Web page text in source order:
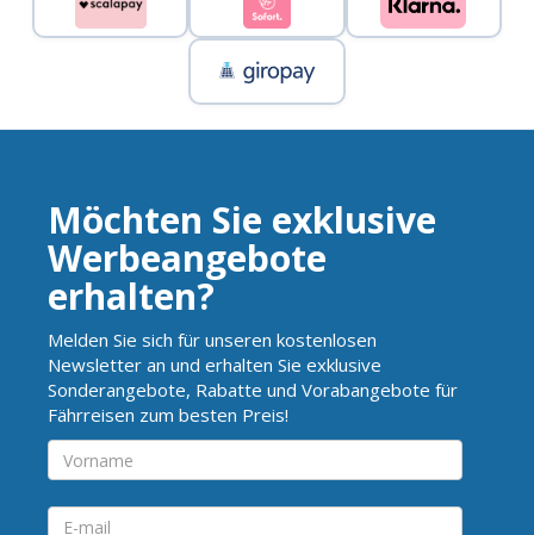
Möchten Sie exklusive
Werbeangebote
erhalten?
Melden Sie sich für unseren kostenlosen
Newsletter an und erhalten Sie exklusive
Sonderangebote, Rabatte und Vorabangebote für
Fährreisen zum besten Preis!